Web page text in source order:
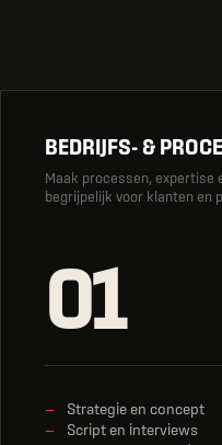
BEDRIJFS- &
Maak processen, expertise
begrijpelijk voor klanten en
01
Strategie en concept
Script en interviews